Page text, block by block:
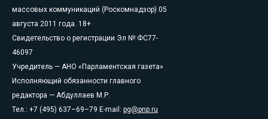
массовых коммуникаций (Роскомнадзор) 05
августа 2011 года. 18+
Свидетельство о регистрации Эл № ФС77-
46097
Учредитель — АНО «Парламентская газета»
Исполняющий обязанности главного
редактора — Абдуллаев М.Р.
Тел.: +7 (495) 637–69–79 E-mail: pg@pnp.ru